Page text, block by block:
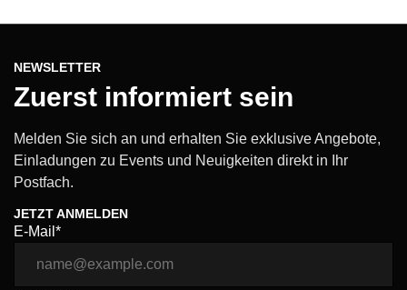
NEWSLETTER
Zuerst informiert sein
Melden Sie sich an und erhalten Sie exklusive Angebote,
Einladungen zu Events und Neuigkeiten direkt in Ihr
Postfach.
JETZT ANMELDEN
E-Mail*